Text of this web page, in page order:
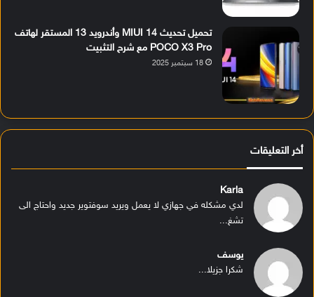
تحميل تحديث MIUI 14 وأندرويد 13 المستقر لهاتف
POCO X3 Pro مع شرح التثبيت
18 سبتمبر 2025
أخر التعليقات
Karla
لدي مشكله في جهازي لا يعمل ويريد سوفتوير جديد واحتاج الى
تشغ...
يوسف
شكرا جزيلا...